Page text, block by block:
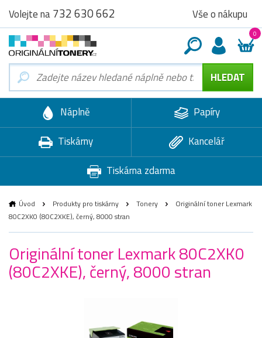
Volejte na732 630 662 Vše o nákupu
0
Náplně
Papíry
Tiskárny
Kancelář
Tiskárna zdarma
Úvod Produkty pro tiskárny Tonery
Originální toner Lexmark
80C2XK0 (80C2XKE), černý, 8000 stran
Originální toner Lexmark 80C2XK0
(80C2XKE), černý, 8000 stran